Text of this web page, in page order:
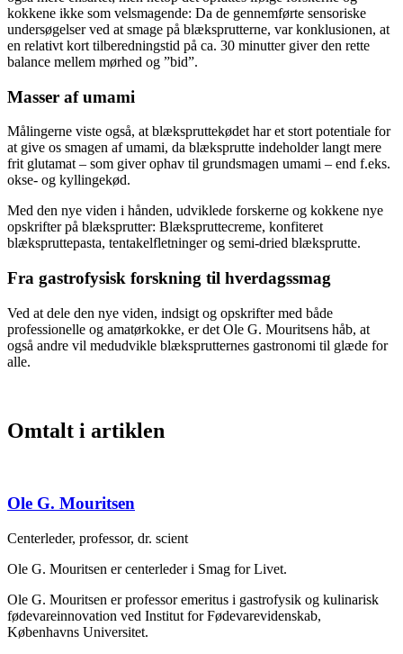
kokkene ikke som velsmagende: Da de gennemførte sensoriske
undersøgelser ved at smage på blæksprutterne, var konklusionen, at
en relativt kort tilberedningstid på ca. 30 minutter giver den rette
balance mellem mørhed og ”bid”.
Masser af umami
Målingerne viste også, at blækspruttekødet har et stort potentiale for
at give os smagen af umami, da blæksprutte indeholder langt mere
frit glutamat – som giver ophav til grundsmagen umami – end f.eks.
okse- og kyllingekød.
Med den nye viden i hånden, udviklede forskerne og kokkene nye
opskrifter på blæksprutter: Blækspruttecreme, konfiteret
blækspruttepasta, tentakelfletninger og semi-dried blæksprutte.
Fra gastrofysisk forskning til hverdagssmag
Ved at dele den nye viden, indsigt og opskrifter med både
professionelle og amatørkokke, er det Ole G. Mouritsens håb, at
også andre vil medudvikle blæksprutternes gastronomi til glæde for
alle.
Omtalt i artiklen
Ole G. Mouritsen
Centerleder, professor, dr. scient
Ole G. Mouritsen er centerleder i Smag for Livet.
Ole G. Mouritsen er professor emeritus i gastrofysik og kulinarisk
fødevareinnovation ved Institut for Fødevarevidenskab,
Københavns Universitet.